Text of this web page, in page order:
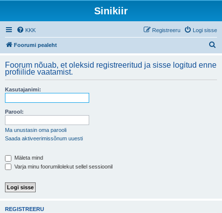
Sinikiir
KKK Logi sisse
Registreeru
Foorumi pealeht
i
Foorum nõuab, et oleksid registreeritud ja sisse logitud enne
profiilide vaatamist.
Kasutajanimi:
Parool:
Ma unustasin oma parooli
Saada aktiveerimissõnum uuesti
Mäleta mind
Varja minu foorumilolekut sellel sessioonil
REGISTREERU